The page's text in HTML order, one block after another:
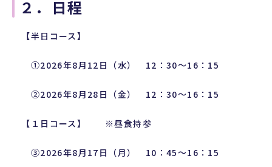
２．日程
【半日コース】
①2026年8月12日（水） 12：30～16：15
②2026年8月28日（金） 12：30～16：15
【１日コース】 ※昼食持参
③2026年8月17日（月） 10：45～16：15